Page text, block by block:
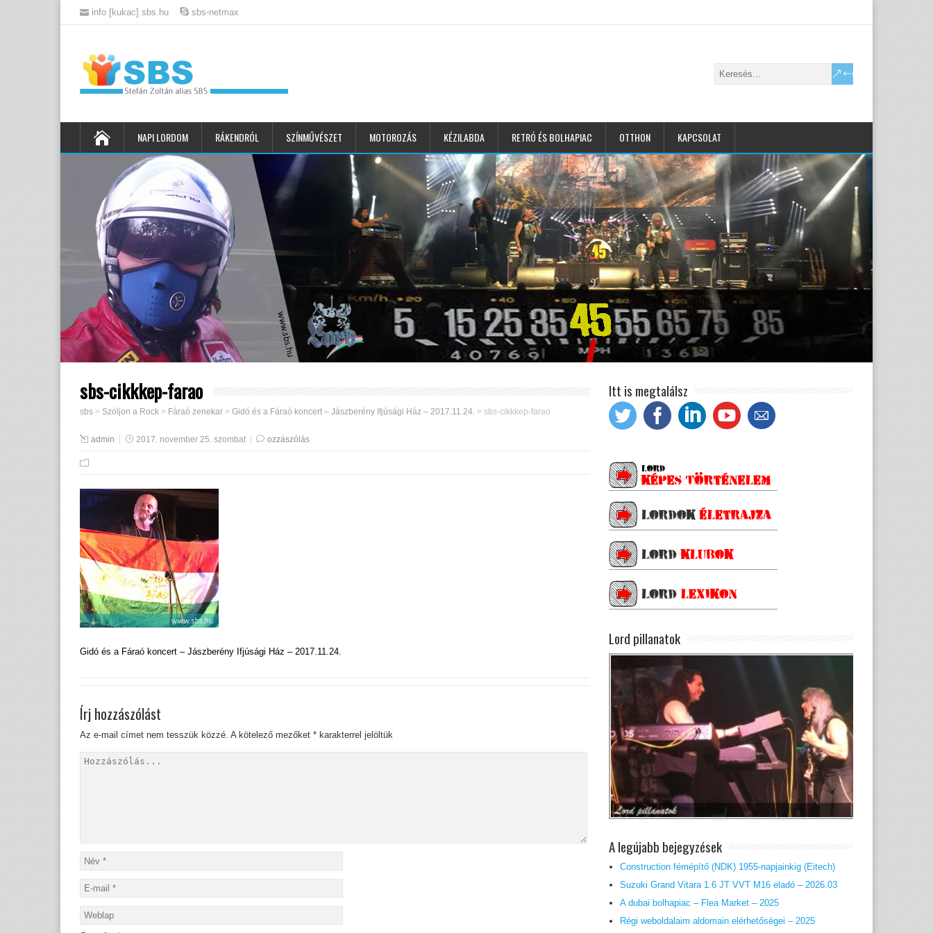
info [kukac] sbs.hu sbs-netmax
NAPI LORDOM RÁKENDRÓL SZÍNMŰVÉSZET MOTOROZÁS KÉZILABDA RETRÓ ÉS BOLHAPIAC OTTHON KAPCSOLAT
sbs-cikkkep-farao
sbs > Szóljon a Rock > Fáraó zenekar > Gidó és a Fáraó koncert – Jászberény Ifjúsági Ház – 2017.11.24. > sbs-cikkkep-farao
admin 2017. november 25. szombat ozzászólás
Gidó és a Fáraó koncert – Jászberény Ifjúsági Ház – 2017.11.24.
Írj hozzászólást
Az e-mail címet nem tesszük közzé. A kötelező mezőket * karakterrel jelöltük
Itt is megtalálsz
Lord pillanatok
A legújabb bejegyzések
Construction fémépítő (NDK) 1955-napjainkig (Eitech)
Suzuki Grand Vitara 1.6 JT VVT M16 eladó – 2026.03
A dubai bolhapiac – Flea Market – 2025
Régi weboldalaim aldomain elérhetőségei – 2025